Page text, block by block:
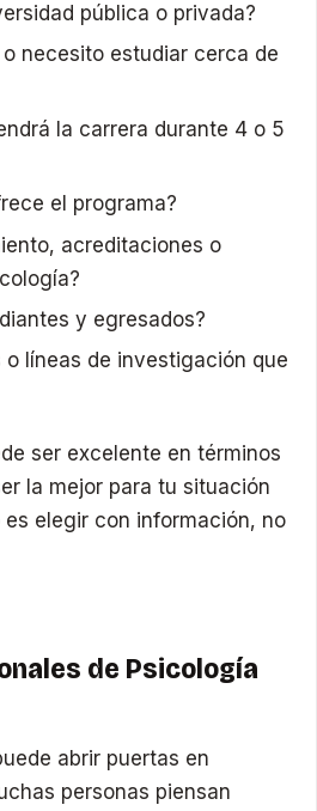
pública o privada?
o necesito estudiar cerca de
la carrera durante 4 o 5
el programa?
acreditaciones o
y egresados?
o líneas de investigación que
ser excelente en términos
la mejor para tu situación
elegir con información, no
de Psicología
abrir puertas en
personas piensan